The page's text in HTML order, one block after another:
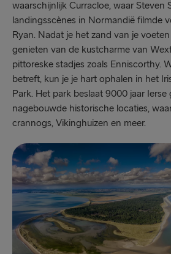
waarschijnlijk Curracloe, waar Steven
landingsscènes in Normandië filmde
Ryan. Nadat je het zand van je
genieten van de kustcharme van
pittoreske stadjes zoals Enniscorthy.
betreft, kun je je hart ophalen in het
Park. Het park beslaat 9000 jaar Ierse
nagebouwde historische locaties,
crannogs, Vikinghuizen en meer.